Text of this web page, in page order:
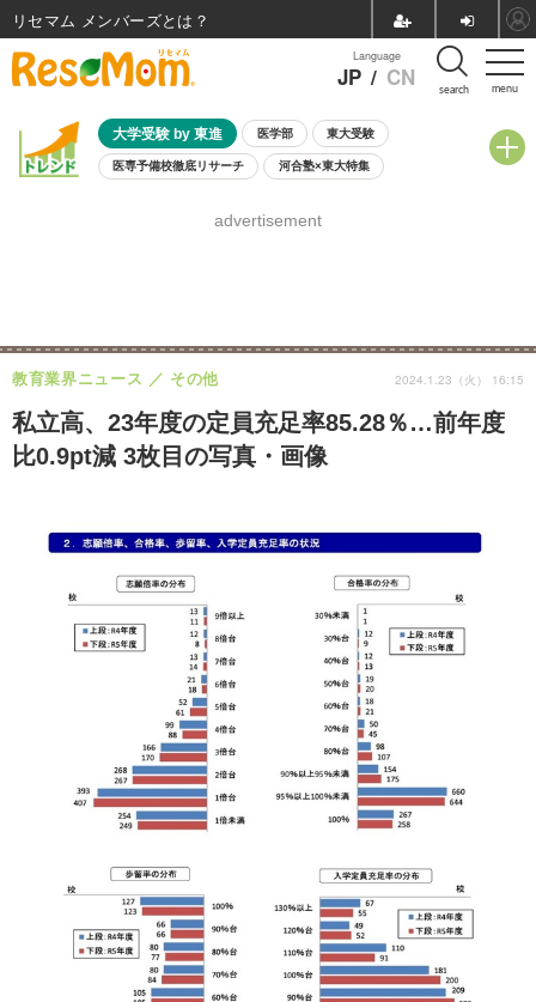
menu
Language
JP / CN search
大学受験 by 東進 医学部 東大受験
医専予備校徹底リサーチ 河合塾×東大特集
8月開催学校説明会・相談会
advertisement
私立高、23年度の定員充足率85.28％…前年度
比0.9pt減 3枚目の写真・画像
教育業界ニュース その他 2024.1.23（火） 16:15
リセマム メンバーズ